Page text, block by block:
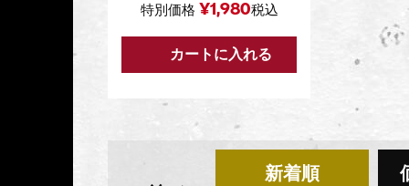
特別価格 ¥1,980税込
カートに入れる
新着順